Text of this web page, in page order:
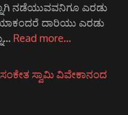
ನಡೆಯುವವನಿಗೂ ಎರಡು
ಯಾಕಂದರೆ ದಾರಿಯು ಎರಡು
Read more…
ಸ್ವಾಮಿ ವಿವೇಕಾನಂದ